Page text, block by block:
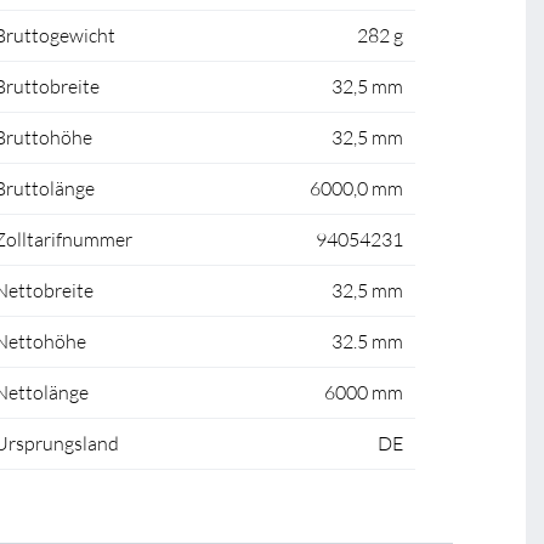
282 g
32,5 mm
32,5 mm
6000,0 mm
94054231
32,5 mm
32.5 mm
6000 mm
DE